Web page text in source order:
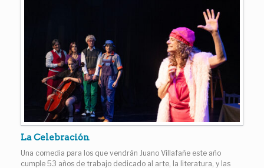
La Celebración
Una comedia para los que vendrán Juano Villafañe este año
cumple 53 años de trabajo dedicado al arte, la literatura, y las